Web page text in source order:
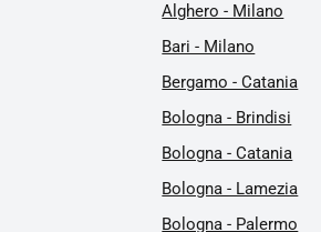
Alghero - Milano
Bari - Milano
Bergamo - Catania
Bologna - Brindisi
Bologna - Catania
Bologna - Lamezia
Bologna - Palermo